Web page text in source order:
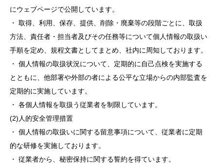
にウェブページで公開しています。
・ 取得、利用、保存、提供、削除・廃棄等の段階ごとに、取扱
方法、責任者・担当者及びその任務等について個人情報の取扱い
手順を定め、規程文書としてまとめ、社内に周知しております。
・ 個人情報の取扱状況について、定期的に自己点検を実施する
とともに、他部署や外部の者による公平な立場からの内部監査を
定期的に実施しています。
・ 各個人情報を取扱う従業者を制限しています。
(2)人的安全管理措置
・ 個人情報の取扱いに関する留意事項について、従業者に定期
的な研修を実施しております。
・ 従業者から、秘密保持に関する誓約を得ています。